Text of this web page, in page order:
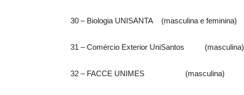
30 – Biologia UNISANTA (masculina e feminina)
31 – Comércio Exterior UniSantos (masculina)
32 – FACCE UNIMES (masculina)